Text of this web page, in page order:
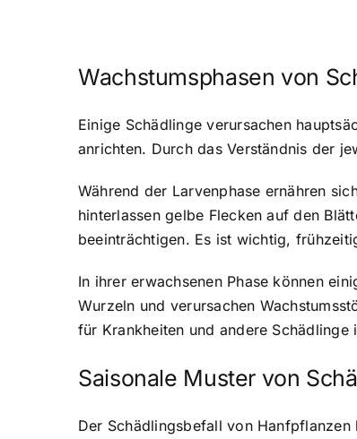
Wachstumsphasen von
Einige Schädlinge verursachen
anrichten. Durch das Verständnis der
Während der Larvenphase ernähren
hinterlassen gelbe Flecken auf den
beeinträchtigen. Es ist wichtig,
In ihrer erwachsenen Phase können
Wurzeln und verursachen
für Krankheiten und andere Schädlinge
Saisonale Muster von
Der Schädlingsbefall von